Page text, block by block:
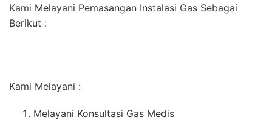
Kami Melayani Pemasangan Instalasi Gas Sebagai
Berikut :
Kami Melayani :
Melayani Konsultasi Gas Medis